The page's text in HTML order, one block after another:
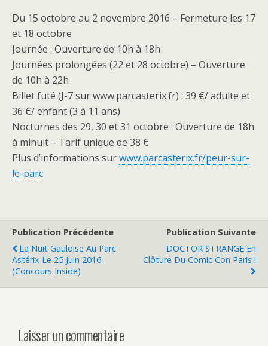
Du 15 octobre au 2 novembre 2016 – Fermeture les 17
et 18 octobre
Journée : Ouverture de 10h à 18h
Journées prolongées (22 et 28 octobre) – Ouverture
de 10h à 22h
Billet futé (J-7 sur www.parcasterix.fr) : 39 €/ adulte et
36 €/ enfant (3 à 11 ans)
Nocturnes des 29, 30 et 31 octobre : Ouverture de 18h
à minuit – Tarif unique de 38 €
Plus d’informations surwww.parcasterix.fr/peur-sur-
le-parc
Publication Précédente
La Nuit Gauloise Au Parc
Astérix Le 25 Juin 2016
(Concours Inside)
Publication Suivante
DOCTOR STRANGE En
Clôture Du Comic Con Paris !
Laisser un commentaire